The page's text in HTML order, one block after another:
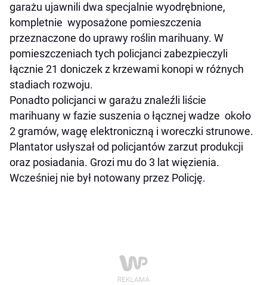
garażu ujawnili dwa specjalnie wyodrębnione,
kompletnie wyposażone pomieszczenia
przeznaczone do uprawy roślin marihuany. W
pomieszczeniach tych policjanci zabezpieczyli
łącznie 21 doniczek z krzewami konopi w różnych
stadiach rozwoju.
Ponadto policjanci w garażu znaleźli liście
marihuany w fazie suszenia o łącznej wadze około
2 gramów, wagę elektroniczną i woreczki strunowe.
Plantator usłyszał od policjantów zarzut produkcji
oraz posiadania. Grozi mu do 3 lat więzienia.
Wcześniej nie był notowany przez Policję.